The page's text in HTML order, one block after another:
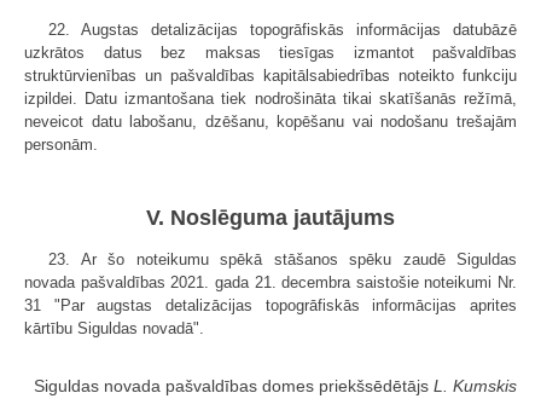
22. Augstas detalizācijas topogrāfiskās informācijas datubāzē
uzkrātos datus bez maksas tiesīgas izmantot pašvaldības
struktūrvienības un pašvaldības kapitālsabiedrības noteikto funkciju
izpildei. Datu izmantošana tiek nodrošināta tikai skatīšanās režīmā,
neveicot datu labošanu, dzēšanu, kopēšanu vai nodošanu trešajām
personām.
V. Noslēguma jautājums
23. Ar šo noteikumu spēkā stāšanos spēku zaudē Siguldas
novada pašvaldības 2021. gada 21. decembra saistošie noteikumi Nr.
31 "Par augstas detalizācijas topogrāfiskās informācijas aprites
kārtību Siguldas novadā".
Siguldas novada pašvaldības domes priekšsēdētājs L. Kumskis